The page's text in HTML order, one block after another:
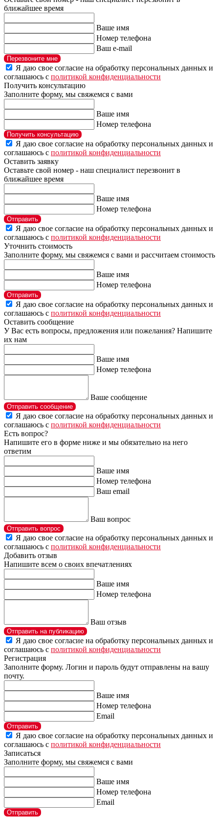
ближайшее время
Ваше имя
Номер телефона
Ваш e-mail
Перезвоните мне
Я даю свое согласие на обработку персональных данных и
соглашаюсь с политикой конфиденциальности
Получить консультацию
Заполните форму, мы свяжемся с вами
Ваше имя
Номер телефона
Получить консультацию
Я даю свое согласие на обработку персональных данных и
соглашаюсь с политикой конфиденциальности
Оставить заявку
Оставьте свой номер - наш специалист перезвонит в
ближайшее время
Ваше имя
Номер телефона
Отправить
Я даю свое согласие на обработку персональных данных и
соглашаюсь с политикой конфиденциальности
Уточнить стоимость
Заполните форму, мы свяжемся с вами и рассчитаем стоимость
Ваше имя
Номер телефона
Отправить
Я даю свое согласие на обработку персональных данных и
соглашаюсь с политикой конфиденциальности
Оставить сообщение
У Вас есть вопросы, предложения или пожелания? Напишите
их нам
Ваше имя
Номер телефона
Ваше сообщение
Отправить сообщение
Я даю свое согласие на обработку персональных данных и
соглашаюсь с политикой конфиденциальности
Есть вопрос?
Напишите его в форме ниже и мы обязательно на него
ответим
Ваше имя
Номер телефона
Ваш email
Ваш вопрос
Отправить вопрос
Я даю свое согласие на обработку персональных данных и
соглашаюсь с политикой конфиденциальности
Добавить отзыв
Напишите всем о своих впечатлениях
Ваше имя
Номер телефона
Ваш отзыв
Отправить на публикацию
Я даю свое согласие на обработку персональных данных и
соглашаюсь с политикой конфиденциальности
Регистрация
Заполните форму. Логин и пароль будут отправлены на вашу
почту.
Ваше имя
Номер телефона
Email
Отправить
Я даю свое согласие на обработку персональных данных и
соглашаюсь с политикой конфиденциальности
Записаться
Заполните форму, мы свяжемся с вами
Ваше имя
Номер телефона
Email
Отправить